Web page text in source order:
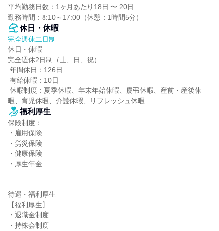
平均勤務日数：1ヶ月あたり18日 〜 20日
勤務時間：8:10～17:00（休憩：1時間5分）
休日・休暇
完全週休二日制
休日・休暇
完全週休2日制（土、日、祝）
暇、育児休暇、介護休暇、リフレッシュ休暇
福利厚生
保険制度：
・雇用保険
・労災保険
・健康保険
・厚生年金
待遇・福利厚生
【福利厚生】
・退職金制度
・持株会制度